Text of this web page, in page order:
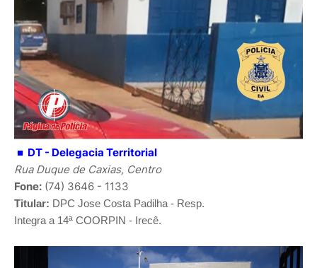
■ DT - Delegacia Territorial
Rua Duque de Caxias, Centro
Fone: (74) 3646 - 1133
Titular: DPC Jose Costa Padilha - Resp.
Integra a 14ª COORPIN - Irecê.